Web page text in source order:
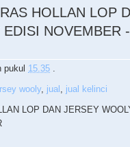
HOLLAN LOP
NOVEMBER -
pukul 15.35 .
wooly, jual , jual kelinci
LOP DAN JERSEY